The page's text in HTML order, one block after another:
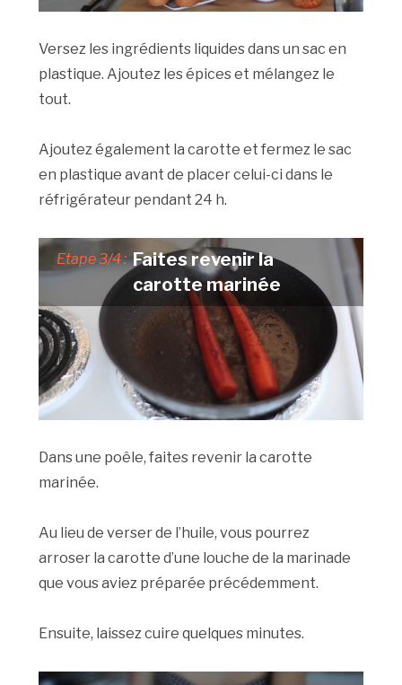
Versez les ingrédients liquides dans un sac en
plastique. Ajoutez les épices et mélangez le
tout.
Ajoutez également la carotte et fermez le sac
en plastique avant de placer celui-ci dans le
réfrigérateur pendant 24 h.
Etape 3/4 : Faites revenir la
carotte marinée
Dans une poêle, faites revenir la carotte
marinée.
Au lieu de verser de l’huile, vous pourrez
arroser la carotte d’une louche de la marinade
que vous aviez préparée précédemment.
Ensuite, laissez cuire quelques minutes.